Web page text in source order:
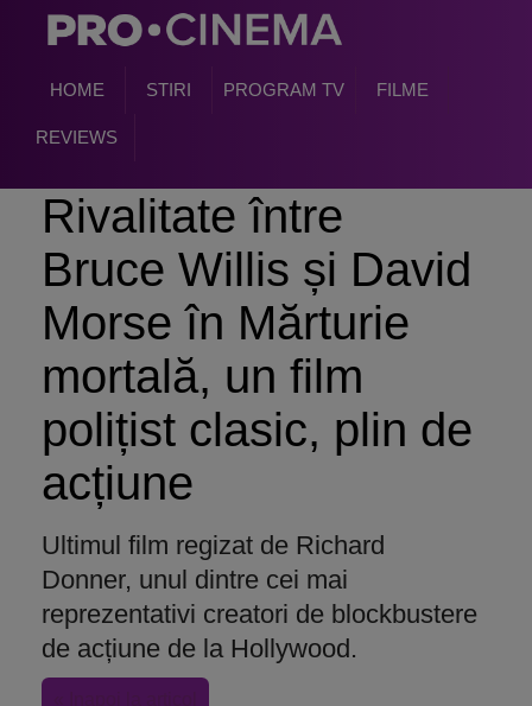
HOME STIRI PROGRAM TV FILME
REVIEWS
Rivalitate între
Bruce Willis și David
Morse în Mărturie
mortală, un film
polițist clasic, plin de
acțiune
Ultimul film regizat de Richard
Donner, unul dintre cei mai
reprezentativi creatori de blockbustere
de acțiune de la Hollywood.